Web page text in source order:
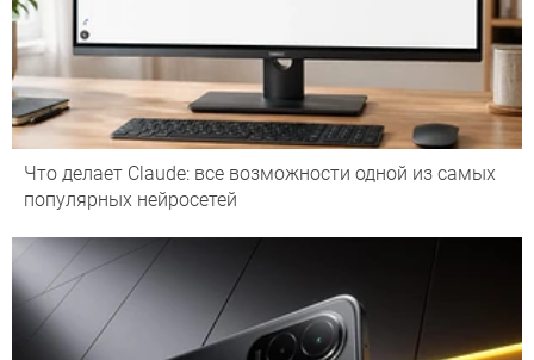
Что делает Сlaude: все возможности одной из самых
популярных нейросетей